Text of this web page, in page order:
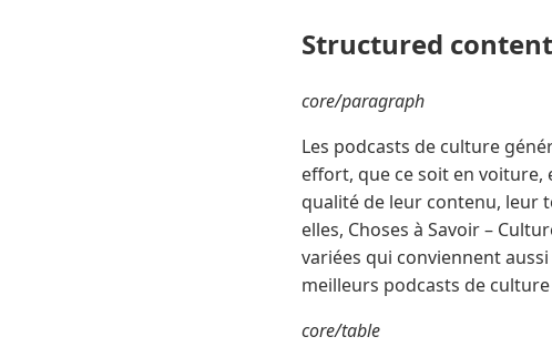
Structured content
core/paragraph
Les podcasts de culture
effort, que ce soit en voiture,
qualité de leur contenu, leur
elles, Choses à Savoir –
variées qui conviennent
meilleurs podcasts de
core/table